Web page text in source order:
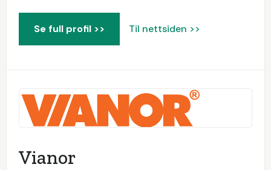
Se full profil >> Til nettsiden >>
Vianor